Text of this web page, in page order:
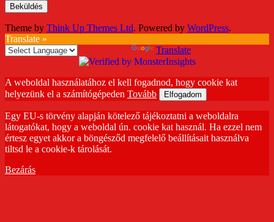
Theme by Think Up Themes Ltd. Powered by WordPress.
Translate »
Translate
A weboldal használatához el kell fogadnod, hogy cookie kat
helyezünk el a számítógépeden Tovább Elfogadom
Egy EU-s törvény alapján kötelező tájékoztatni a weboldalra
látogatókat, hogy a weboldal ún. cookie kat használ. Ha ezzel nem
értesz egyet akkor a böngésződ megfelelő beállításait használva
tiltsd le a cookie-k tárolását.
Bezárás